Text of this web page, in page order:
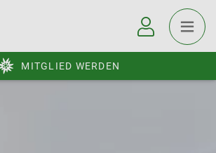
MITGLIED WERDEN